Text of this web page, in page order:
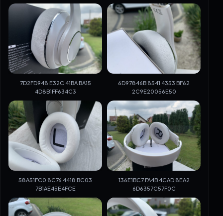
7D2FD948 E32C 41BA BA15
4D8B1FF634C3
6D97846B 8541 4353 BF62
2C9E20056E50
58A51FC0 8C76 4418 BC03
7B1AE45E4FCE
136E1BC7 FA4B 4CAD 8EA2
6D6357C57F0C